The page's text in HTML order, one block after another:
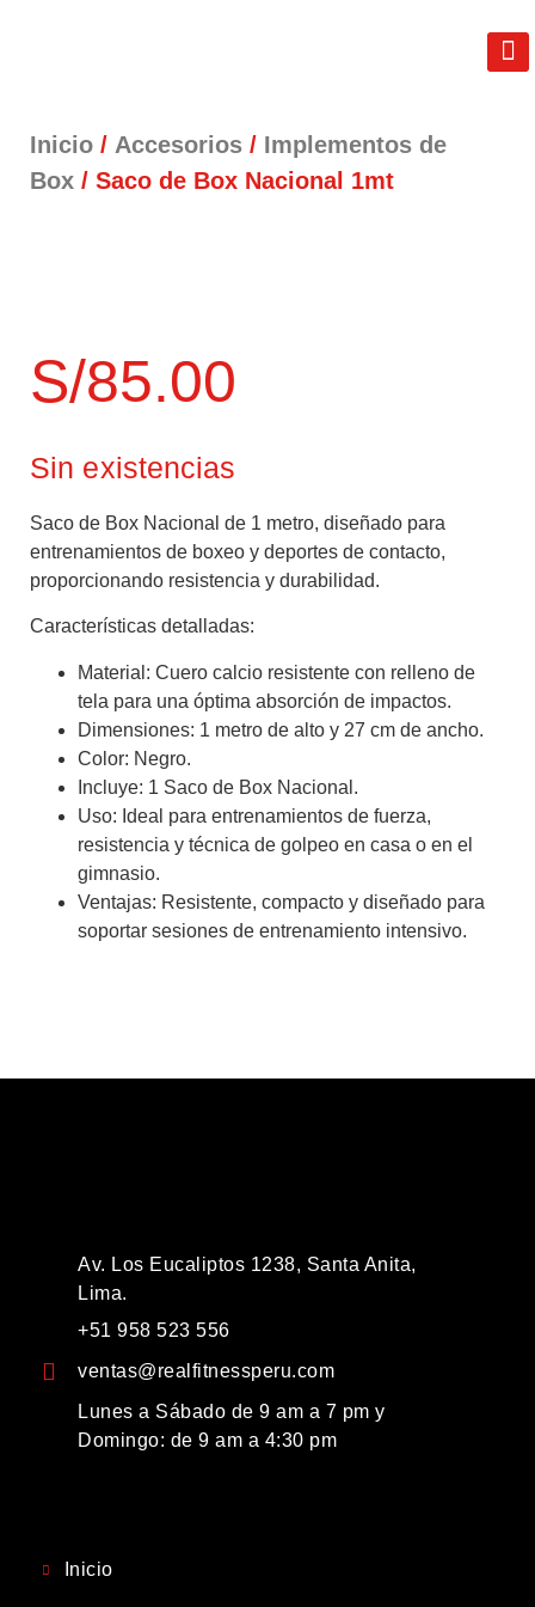
Inicio / Accesorios / Implementos de
Box / Saco de Box Nacional 1mt
S/85.00
Sin existencias
Saco de Box Nacional de 1 metro, diseñado para
entrenamientos de boxeo y deportes de contacto,
proporcionando resistencia y durabilidad.
Características detalladas:
Material: Cuero calcio resistente con relleno de
tela para una óptima absorción de impactos.
Dimensiones: 1 metro de alto y 27 cm de ancho.
Color: Negro.
Incluye: 1 Saco de Box Nacional.
Uso: Ideal para entrenamientos de fuerza,
resistencia y técnica de golpeo en casa o en el
gimnasio.
Ventajas: Resistente, compacto y diseñado para
soportar sesiones de entrenamiento intensivo.
Av. Los Eucaliptos 1238, Santa Anita,
Lima.
+51 958 523 556
ventas@realfitnessperu.com
Lunes a Sábado de 9 am a 7 pm y
Domingo: de 9 am a 4:30 pm
Inicio